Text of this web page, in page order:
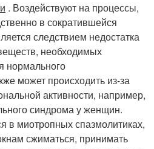
. Воздействуют на процессы,
в сократившейся
следствием недостатка
необходимых
нормального
может происходить из-за
активности, например,
синдрома у женщин.
в миотропных спазмолитиках,
сжиматься, принимать